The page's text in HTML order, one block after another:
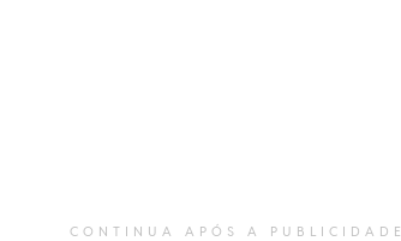
CONTINUA APÓS A PUBLICIDADE